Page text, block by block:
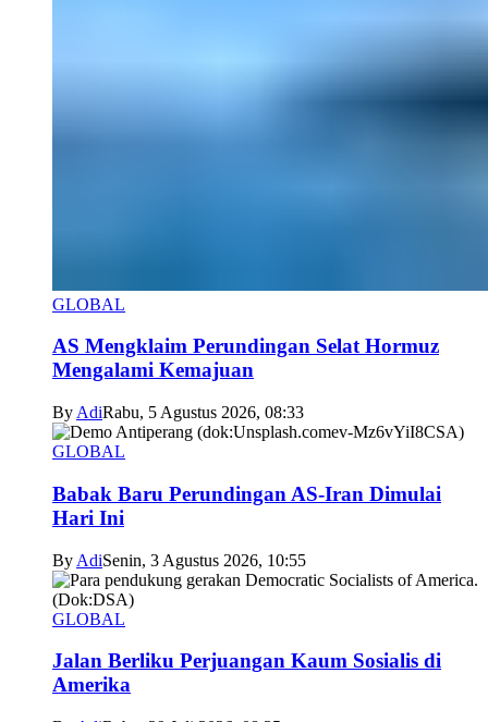
GLOBAL
AS Mengklaim Perundingan Selat Hormuz
Mengalami Kemajuan
By AdiRabu, 5 Agustus 2026, 08:33
GLOBAL
Babak Baru Perundingan AS-Iran Dimulai
Hari Ini
By AdiSenin, 3 Agustus 2026, 10:55
GLOBAL
Jalan Berliku Perjuangan Kaum Sosialis di
Amerika